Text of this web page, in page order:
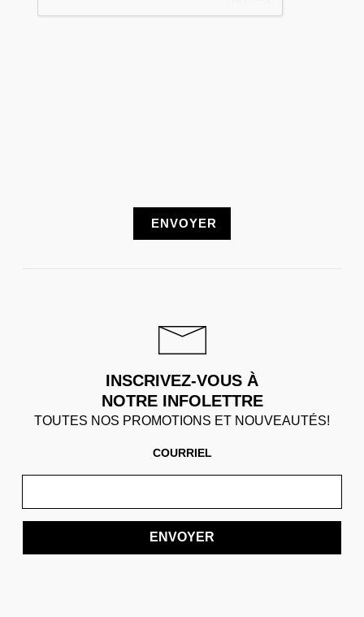
INSCRIVEZ-VOUS À
NOTRE INFOLETTRE
TOUTES NOS PROMOTIONS ET NOUVEAUTÉS!
COURRIEL
ENVOYER